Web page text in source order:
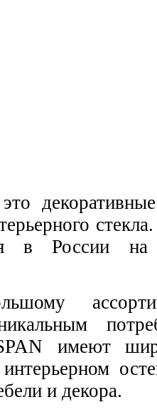
в России
имеют
и декора.